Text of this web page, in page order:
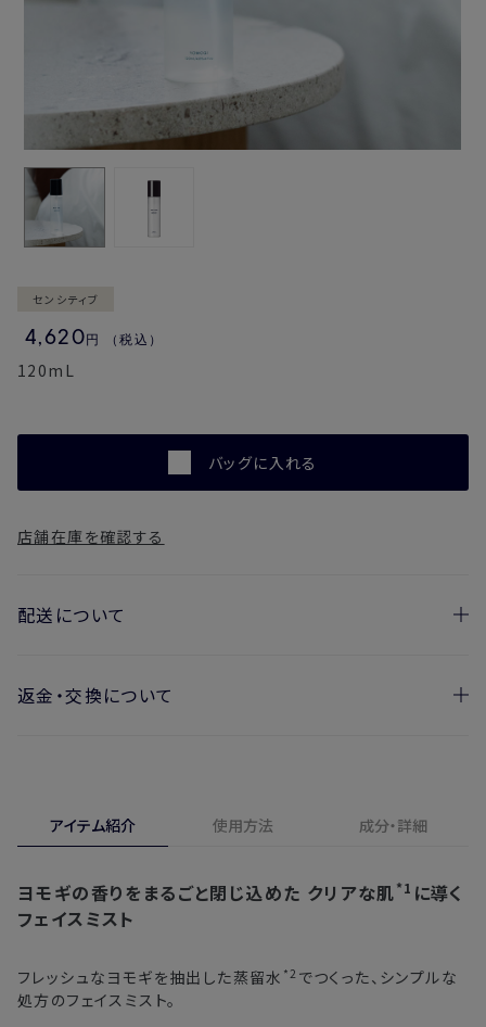
センシティブ
4,620円 （税込）
120mL
バッグに入れる
店舗在庫を確認する
配送について
お届け日の目安
※新製品（限定製品）は除きます。
※定期販売のお申し込みは、7日後以降の配送となります。
注文後、お届けまでにかかる日数の目安
東北・関東・中部・関西
返金・交換について
合、期間内*であれば、返金・交換サービスをご利用いただけ
ます。
オンラインストアでご購入の場合、発送完了メールの翌日から10日
間。対象の直営店舗でご購入の場合、購入日の翌日から7日間
アイテム紹介 使用方法 成分・詳細
ヨモギの香りをまるごと閉じ込めた クリアな肌*1 に導く
フェイスミスト
フレッシュなヨモギを抽出した蒸留水 *2 でつくった、シンプルな
処方のフェイスミスト。